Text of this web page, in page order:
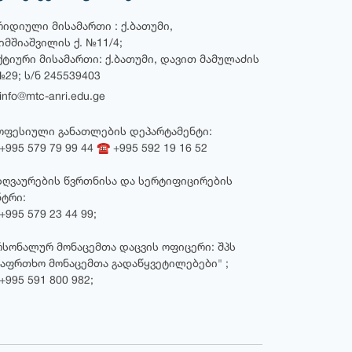
მისამართი : ქ.ბათუმი,
ქ. №11/4;
მისამართი: ქ.ბათუმი, დავით მამულაძის
ს/ნ 245539403
anri.edu.ge
განათლების დეპარტამენტი:
579 79 99 44 ☎ +995 592 19 16 52
წვრთნისა და სერტიფიცირების
579 23 44 99;
მონაცემთა დაცვის ოფიცერი: შპს
მონაცემთა გადაწყვეტილებები" ;
591 800 982;